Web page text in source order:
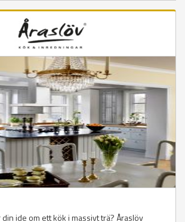
ide om ett kök i massivt trä? Åraslöv